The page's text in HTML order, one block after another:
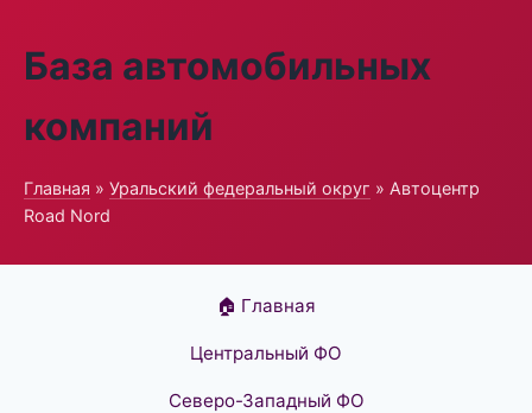
База автомобильных
компаний
Главная » Уральский федеральный округ » Автоцентр
Road Nord
🏠 Главная
Центральный ФО
Северо-Западный ФО